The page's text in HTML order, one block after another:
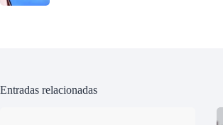
Entradas relacionadas